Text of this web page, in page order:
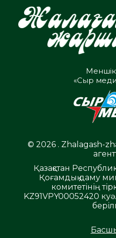
Меншік
«Сыр
© 2026 . Zhalagash-
Қазақстан
Қоғамдық даму
комитетінің
KZ91VPY00052420